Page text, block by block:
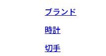
ブランド
時計
切手